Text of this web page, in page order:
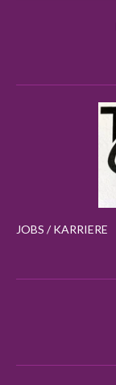
JOBS / KARRIERE